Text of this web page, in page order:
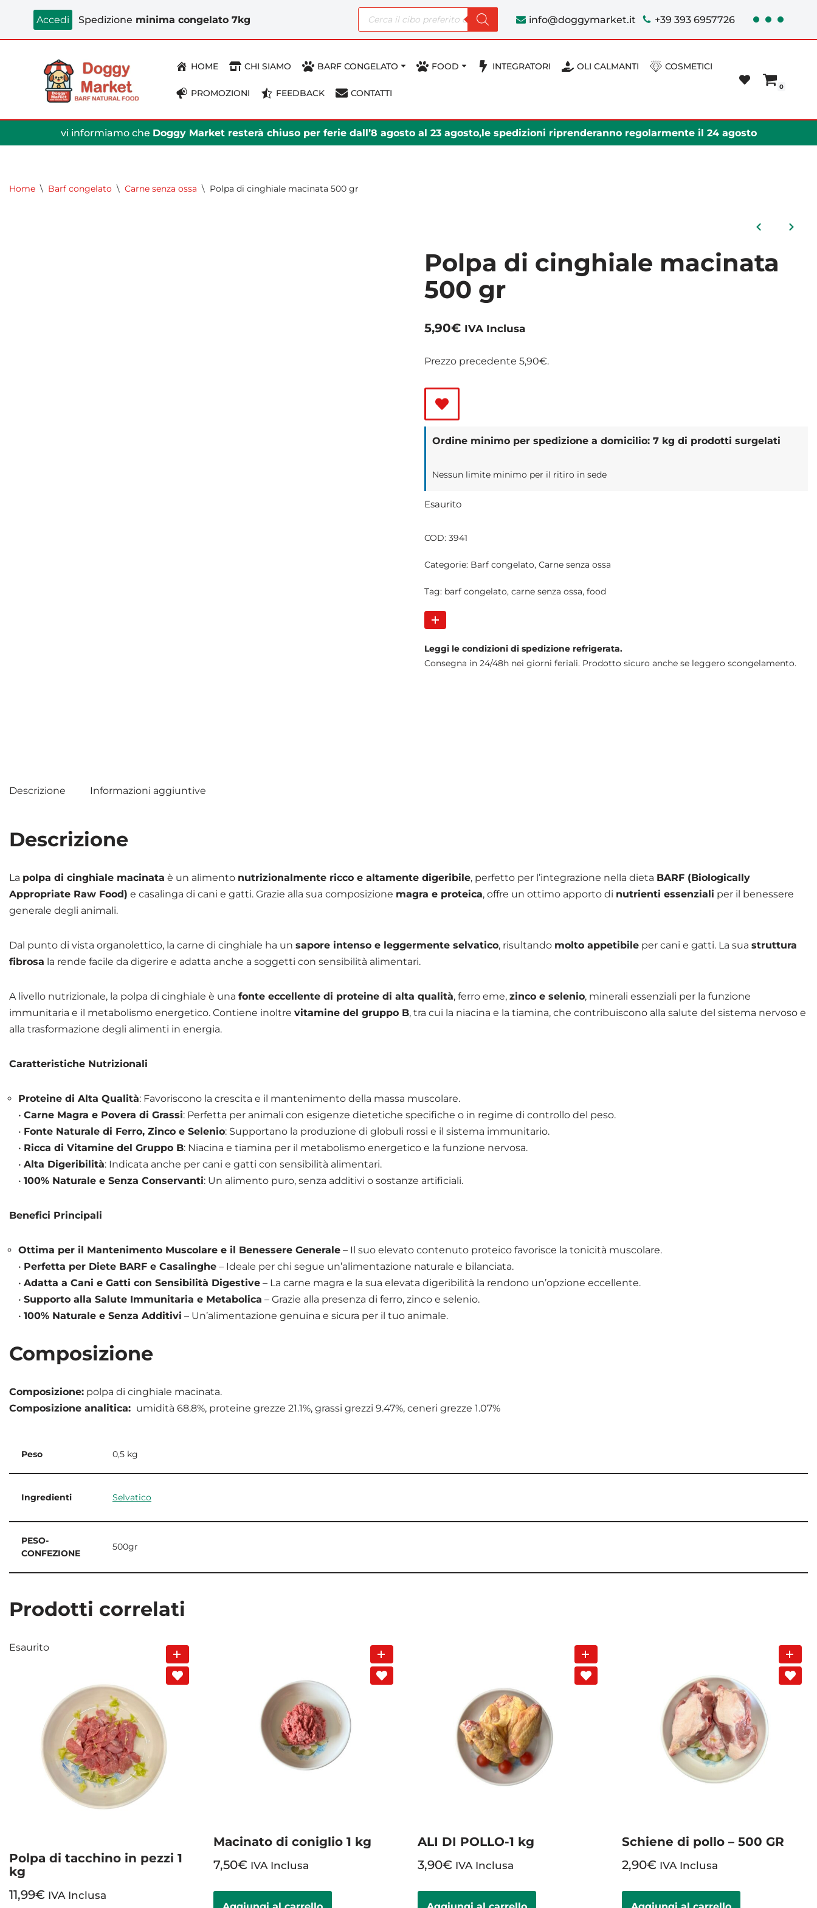
contenuto
Accedi Spedizione minima congelato 7kg info@doggymarket.it +39 393 6957726
HOME CHI SIAMO BARF CONGELATO FOOD INTEGRATORI OLI CALMANTI COSMETICI
PROMOZIONI FEEDBACK CONTATTI
0
vi informiamo che Doggy Market resterà chiuso per ferie dall’8 agosto al 23 agosto,le spedizioni riprenderanno regolarmente il 24 agosto
Home \ Barf congelato \ Carne senza ossa \ Polpa di cinghiale macinata 500 gr
Polpa di cinghiale macinata
500 gr
5,90€ IVA Inclusa
Prezzo precedente5,90€.
Ordine minimo per spedizione a domicilio: 7 kg di prodotti surgelati
Nessun limite minimo per il ritiro in sede
Esaurito
COD:3941
Categorie: Barf congelato,Carne senza ossa
Tag: barf congelato,carne senza ossa,food
Leggi le condizioni di spedizione refrigerata.
Consegna in 24/48h nei giorni feriali. Prodotto sicuro anche se leggero scongelamento.
Descrizione Informazioni aggiuntive
Descrizione
La polpa di cinghiale macinata è un alimento nutrizionalmente ricco e altamente digeribile, perfetto per l’integrazione nella dieta BARF (Biologically
Appropriate Raw Food) e casalinga di cani e gatti. Grazie alla sua composizione magra e proteica, offre un ottimo apporto di nutrienti essenziali per il benessere
generale degli animali.
Dal punto di vista organolettico, la carne di cinghiale ha un sapore intenso e leggermente selvatico, risultando molto appetibile per cani e gatti. La sua struttura
fibrosa la rende facile da digerire e adatta anche a soggetti con sensibilità alimentari.
A livello nutrizionale, la polpa di cinghiale è una fonte eccellente di proteine di alta qualità, ferro eme, zinco e selenio, minerali essenziali per la funzione
immunitaria e il metabolismo energetico. Contiene inoltre vitamine del gruppo B, tra cui la niacina e la tiamina, che contribuiscono alla salute del sistema nervoso e
alla trasformazione degli alimenti in energia.
Caratteristiche Nutrizionali
Proteine di Alta Qualità: Favoriscono la crescita e il mantenimento della massa muscolare.
• Carne Magra e Povera di Grassi: Perfetta per animali con esigenze dietetiche specifiche o in regime di controllo del peso.
• Fonte Naturale di Ferro, Zinco e Selenio: Supportano la produzione di globuli rossi e il sistema immunitario.
• Ricca di Vitamine del Gruppo B: Niacina e tiamina per il metabolismo energetico e la funzione nervosa.
• Alta Digeribilità: Indicata anche per cani e gatti con sensibilità alimentari.
• 100% Naturale e Senza Conservanti: Un alimento puro, senza additivi o sostanze artificiali.
Benefici Principali
Ottima per il Mantenimento Muscolare e il Benessere Generale – Il suo elevato contenuto proteico favorisce la tonicità muscolare.
• Perfetta per Diete BARF e Casalinghe – Ideale per chi segue un’alimentazione naturale e bilanciata.
• Adatta a Cani e Gatti con Sensibilità Digestive – La carne magra e la sua elevata digeribilità la rendono un’opzione eccellente.
• Supporto alla Salute Immunitaria e Metabolica – Grazie alla presenza di ferro, zinco e selenio.
• 100% Naturale e Senza Additivi – Un’alimentazione genuina e sicura per il tuo animale.
Composizione
Composizione: polpa di cinghiale macinata.
Composizione analitica: umidità 68.8%, proteine grezze 21.1%, grassi grezzi 9.47%, ceneri grezze 1.07%
Peso 0,5 kg
Ingredienti Selvatico
PESO-
CONFEZIONE
500gr
Prodotti correlati
Esaurito
Polpa di tacchino in pezzi 1
kg
11,99€ IVA Inclusa
Macinato di coniglio 1 kg
7,50€ IVA Inclusa
ALI DI POLLO-1 kg
3,90€ IVA Inclusa
Schiene di pollo – 500 GR
2,90€ IVA Inclusa